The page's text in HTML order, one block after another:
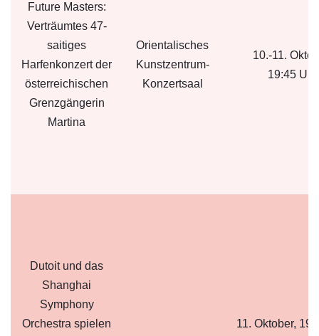
Future Masters:
Verträumtes 47-
saitiges
Harfenkonzert der
österreichischen
Grenzgängerin
Martina
Orientalisches
Kunstzentrum-
Konzertsaal
10.-11.
19:45 Uhr
Dutoit und das
Shanghai
Symphony
Orchestra spielen
11. Oktober,